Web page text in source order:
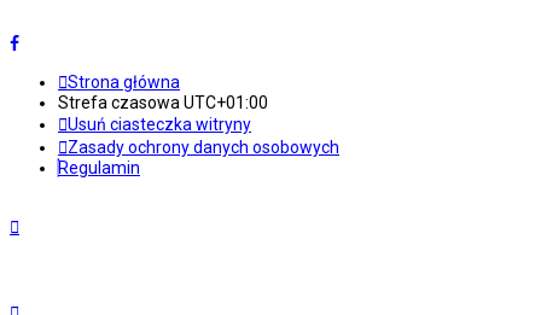
Strona główna
Strefa czasowa UTC+01:00
Usuń ciasteczka witryny
Zasady ochrony danych osobowych
Regulamin